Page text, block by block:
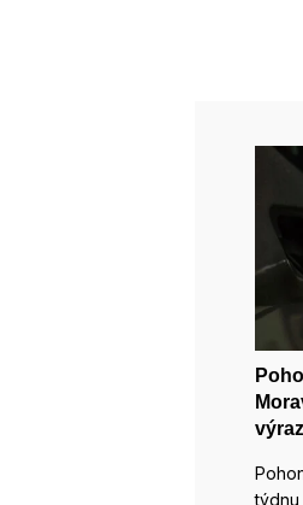
týdnu